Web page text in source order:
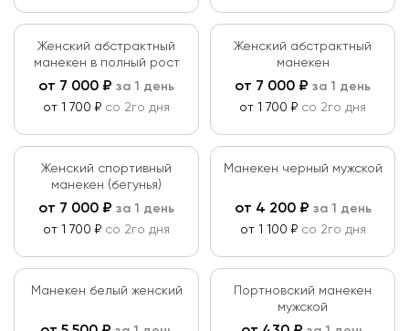
Женский абстрактный
манекен в полный рост
от 7 000 ₽ за 1 день
от 1 700 ₽ со 2го дня
Женский абстрактный
манекен
от 7 000 ₽ за 1 день
от 1 700 ₽ со 2го дня
Женский спортивный
манекен (бегунья)
от 7 000 ₽ за 1 день
от 1 700 ₽ со 2го дня
Манекен черный мужской
от 4 200₽ за 1 день
от 1 100 ₽ со 2го дня
Манекен белый женский
Портновский манекен
мужской